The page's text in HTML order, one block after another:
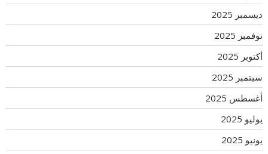
ديسمبر 2025
نوفمبر 2025
أكتوبر 2025
سبتمبر 2025
أغسطس 2025
يوليو 2025
يونيو 2025